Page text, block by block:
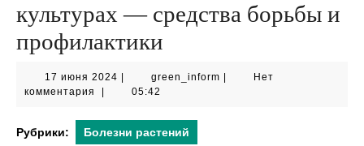
культурах — средства борьбы и
профилактики
17 июня 2024 17
июня
green_informgreen_inform
Нет
комментария
05:42
Рубрики: Болезни растений